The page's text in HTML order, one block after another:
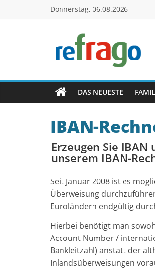
Donnerstag, 06.08.2026
refrago
Rechtsfragen
online
verständlich
DAS NEUESTE
IBAN-
Erzeugen Sie
unserem IBAN-
Seit Januar 2008 ist es
Überweisung
Euroländern endgültig
Hierbei benötigt man
Account Number /
Bankleitzahl) anstatt der
Inlandsüberweisungen